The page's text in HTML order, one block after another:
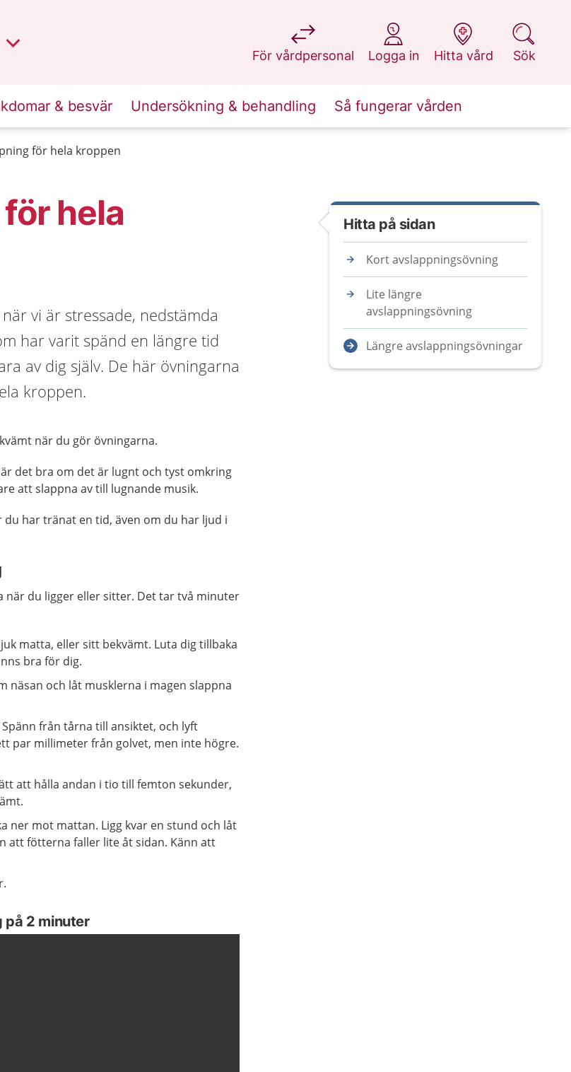
region
För vårdpersonal
på 1177.se
Logga in
på 1177.se
Hitta vård
på 1177.se
Sök
på 1177.se
& besvär Undersökning & behandling Så fungerar vården
för hela kroppen
hela
vi är stressade, nedstämda
har varit spänd en längre tid
av dig själv. De här övningarna
kroppen.
när du gör övningarna.
det bra om det är lugnt och tyst omkring
att slappna av till lugnande musik.
har tränat en tid, även om du har ljud i
när du ligger eller sitter. Det tar två minuter
matta, eller sitt bekvämt. Luta dig tillbaka
bra för dig.
näsan och låt musklerna i magen slappna
från tårna till ansiktet, och lyft
par millimeter från golvet, men inte högre.
att hålla andan i tio till femton sekunder,
ner mot mattan. Ligg kvar en stund och låt
att fötterna faller lite åt sidan. Känn att
på 2 minuter
Hitta på sidan
Kort avslappningsövning
Lite längre
avslappningsövning
Längre avslappningsövningar